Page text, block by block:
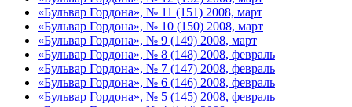
«Бульвар Гордона», № 11 (151) 2008, март
«Бульвар Гордона», № 10 (150) 2008, март
«Бульвар Гордона», № 9 (149) 2008, март
«Бульвар Гордона», № 8 (148) 2008, февраль
«Бульвар Гордона», № 7 (147) 2008, февраль
«Бульвар Гордона», № 6 (146) 2008, февраль
«Бульвар Гордона», № 5 (145) 2008, февраль